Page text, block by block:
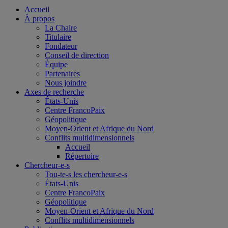
Accueil
À propos
La Chaire
Titulaire
Fondateur
Conseil de direction
Équipe
Partenaires
Nous joindre
Axes de recherche
États-Unis
Centre FrancoPaix
Géopolitique
Moyen-Orient et Afrique du Nord
Conflits multidimensionnels
Accueil
Répertoire
Chercheur-e-s
Tou-te-s les chercheur-e-s
États-Unis
Centre FrancoPaix
Géopolitique
Moyen-Orient et Afrique du Nord
Conflits multidimensionnels